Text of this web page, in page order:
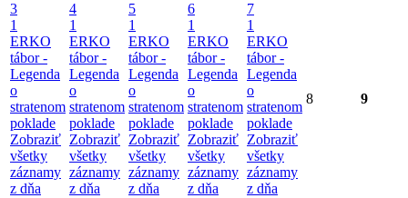
3
1
ERKO
tábor -
Legenda
o
stratenom
poklade
Zobraziť
všetky
záznamy
z dňa
4
1
ERKO
tábor -
Legenda
o
stratenom
poklade
Zobraziť
všetky
záznamy
z dňa
5
1
ERKO
tábor -
Legenda
o
stratenom
poklade
Zobraziť
všetky
záznamy
z dňa
6
1
ERKO
tábor -
Legenda
o
stratenom
poklade
Zobraziť
všetky
záznamy
z dňa
7
1
ERKO
tábor -
Legenda
o
stratenom
poklade
Zobraziť
všetky
záznamy
z dňa
8 9